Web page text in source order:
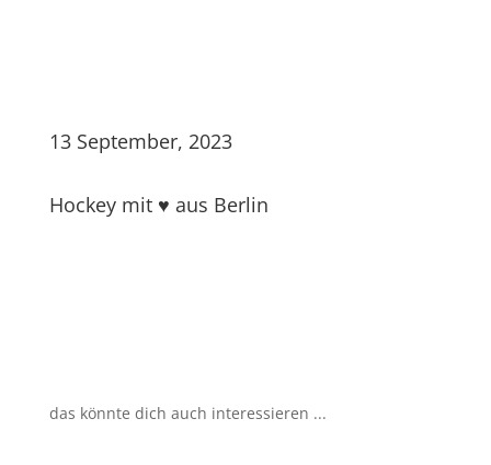
13 September, 2023
Hockey mit ♥ aus Berlin
das könnte dich auch interessieren ...